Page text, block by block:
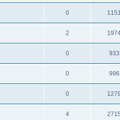
0 1151
2
0 933
0 996
0 1279
4 2715